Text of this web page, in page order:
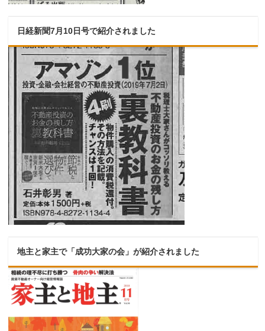
日経新聞7月10日号で紹介されました
地主と家主で「成功大家の会」が紹介されました